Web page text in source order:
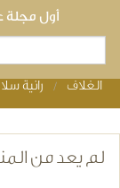
أول مجلة
You are here
الغلاف رانية
لم يعد من